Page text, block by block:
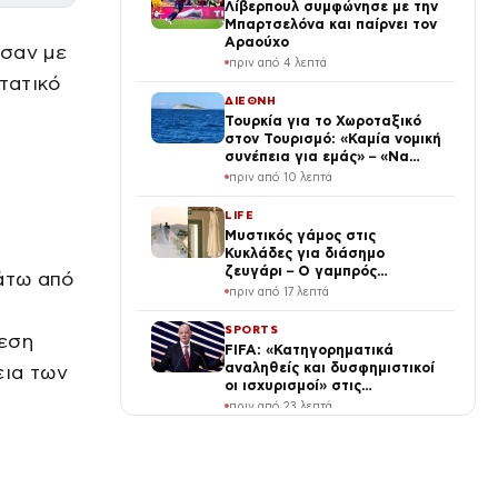
με
από
των
Λίβερπουλ συμφώνησε με την
Μπαρτσελόνα και παίρνει τον
Αραούχο
πριν από 4 λεπτά
ΔΙΕΘΝΗ
Τουρκία για το Χωροταξικό
στον Τουρισμό: «Καμία νομική
συνέπεια για εμάς» – «Να
αποφεύγονται μονομερείς
πριν από 10 λεπτά
LIFE
Μυστικός γάμος στις
Κυκλάδες για διάσημο
ζευγάρι – Ο γαμπρός
ξέσπασε σε κλάματα μόλις
πριν από 17 λεπτά
SPORTS
FIFA: «Κατηγορηματικά
αναληθείς και δυσφημιστικοί
οι ισχυρισμοί» στις
καταγγελίες για Ινφαντίνο
πριν από 23 λεπτά